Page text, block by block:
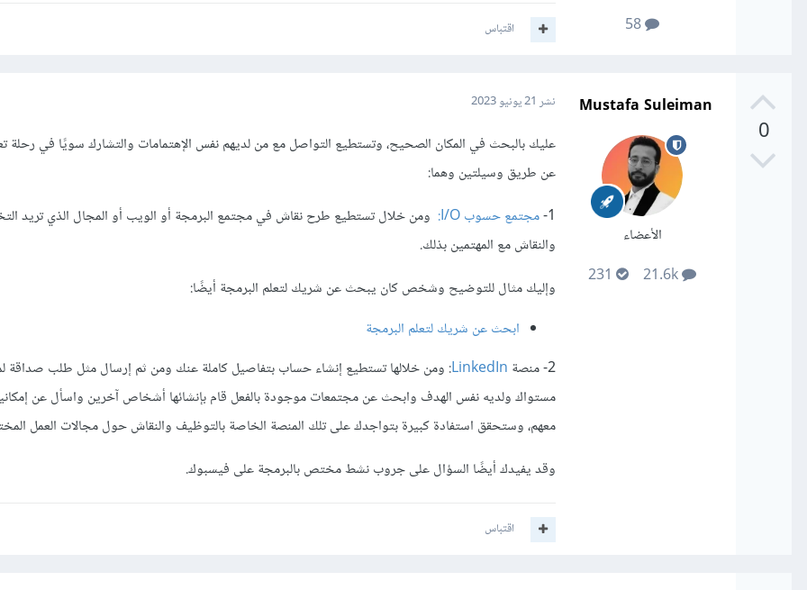
اقتباس
0
Mustafa Suleiman
الأعضاء
نشر 21 يونيو 2023
عليك بالبحث في المكان الصحيح، وتستطيع التواصل مع من لديهم نفس الإهتمامات والتشارك سويًا في رحلة
عن طريق وسيلتين وهما:
1- مجتمع حسوب I/O:
ومن خلال تستطيع طرح نقاش في مجتمع البرمجة أو الويب أو المجال الذي تريد
والنقاش مع المهتمين بذلك.
وإليك مثال للتوضيح وشخص كان يبحث عن شريك لتعلم البرمجة أيضًا:
ابحث عن شريك لتعلم البرمجة
2- منصة
LinkedIn: ومن خلالها تستطيع إنشاء حساب بتفاصيل كاملة عنك ومن ثم إرسال مثل طلب
مستواك ولديه نفس الهدف وابحث عن مجتمعات موجودة بالفعل قام بإنشائها أشخاص آخرين واسأل عن
معهم، وستحقق استفادة كبيرة بتواجدك على تلك المنصة الخاصة بالتوظيف والنقاش حول مجالات العمل
وقد يفيدك أيضًا السؤال على جروب نشط مختص بالبرمجة على فيسبوك.
اقتباس